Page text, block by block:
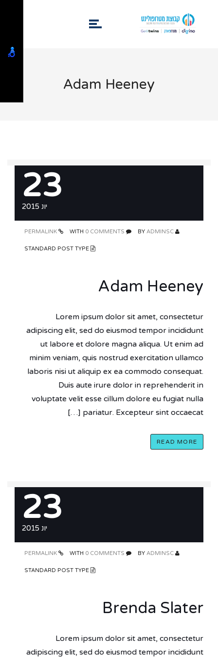
Adam Heeney
23
יונ 2015
ADMINSC
0 COMMENTS
Adam Heeney
Lorem ipsum dolor sit amet, consectetur
adipiscing elit, sed do eiusmod tempor incididunt
ut labore et dolore magna aliqua. Ut enim ad
minim veniam, quis nostrud exercitation ullamco
laboris nisi ut aliquip ex ea commodo consequat.
Duis aute irure dolor in reprehenderit in
voluptate velit esse cillum dolore eu fugiat nulla
pariatur. Excepteur sint occaecat […]
READ MORE
23
יונ 2015
ADMINSC
0 COMMENTS
Brenda Slater
Lorem ipsum dolor sit amet, consectetur
adipiscing elit, sed do eiusmod tempor incididunt